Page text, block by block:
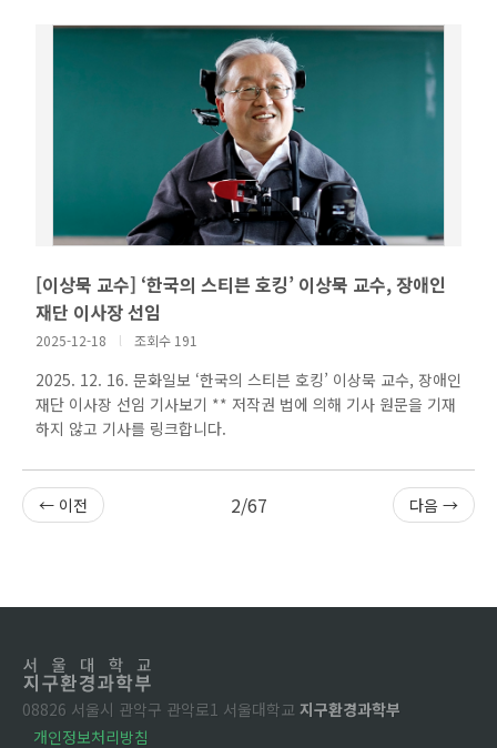
[이상묵 교수] ‘한국의 스티븐 호킹’ 이상묵 교수, 장애인
재단 이사장 선임
2025-12-18 l 조회수 191
2025. 12. 16. 문화일보 ‘한국의 스티븐 호킹’ 이상묵 교수, 장애인
재단 이사장 선임 기사보기 ** 저작권 법에 의해 기사 원문을 기재
하지 않고 기사를 링크합니다.
← 이전 2/67 다음 →
08826 서울시 관악구 관악로1 서울대학교 지구환경과학부
개인정보처리방침